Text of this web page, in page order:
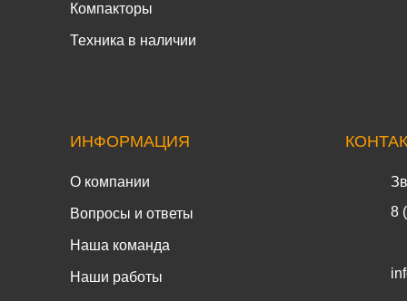
Компакторы
Техника в наличии
ИНФОРМАЦИЯ
О компании
Вопросы и ответы
Наша команда
Наши работы
8